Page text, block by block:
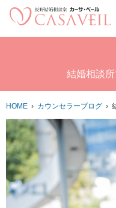
結婚相談
HOME カウンセラーブログ